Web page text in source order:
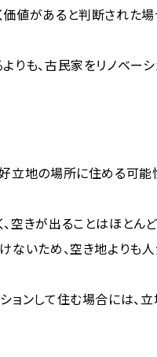
値があると判断された場
りも、古民家をリノベ
立地の場所に住める可能
空きが出ることはほとん
ないため、空き地よりも
ョンして住む場合には